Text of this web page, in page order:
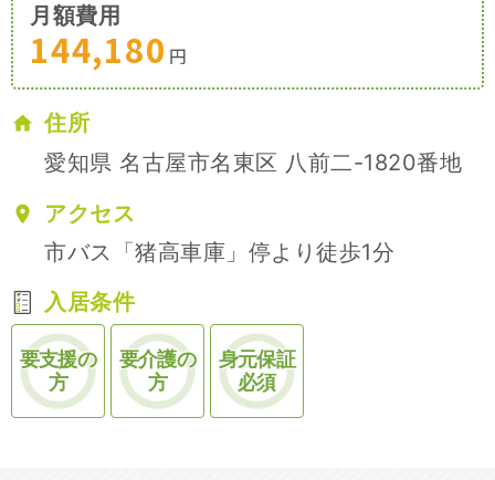
月額費用
144,180 円
住所
愛知県 名古屋市名東区 八前二-1820番地
アクセス
市バス「猪高車庫」停より徒歩1分
入居条件
要支援の
方
要介護の
方
身元保証
必須